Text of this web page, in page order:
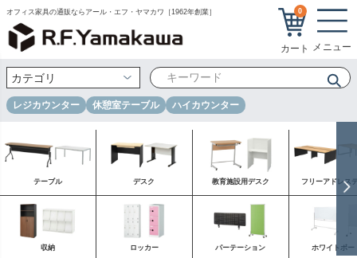
オフィス家具の通販ならアール・エフ・ヤマカワ［1962年創業］ 0
レジカウンター 休憩室テーブル ハイカウンター
テーブル デスク 教育施設用デスク フリーアドレス
収納 ロッカー パーテーション ホワイトボー